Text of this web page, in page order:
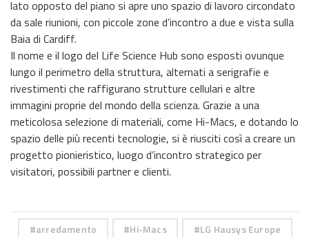
lato opposto del piano si apre uno spazio di lavoro circondato
da sale riunioni, con piccole zone d’incontro a due e vista sulla
Baia di Cardiff.
Il nome e il logo del Life Science Hub sono esposti ovunque
lungo il perimetro della struttura, alternati a serigrafie e
rivestimenti che raffigurano strutture cellulari e altre
immagini proprie del mondo della scienza. Grazie a una
meticolosa selezione di materiali, come Hi-Macs, e dotando lo
spazio delle più recenti tecnologie, si è riusciti così a creare un
progetto pionieristico, luogo d’incontro strategico per
visitatori, possibili partner e clienti.
arredamento Hi-Macs
LG Hausys Europe